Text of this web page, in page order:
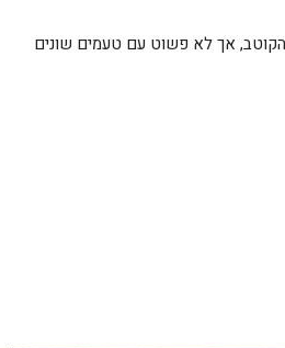
אך לא פשוט עם טעמים שונים